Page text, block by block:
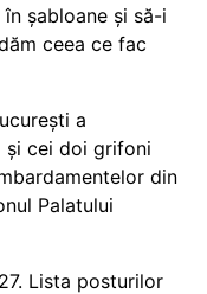
șabloane și să-i
ceea ce fac
a
și cei doi grifoni
din
Palatului
Lista posturilor